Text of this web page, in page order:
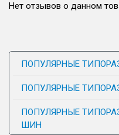
Нет отзывов о данном
ПОПУЛЯРНЫЕ
ПОПУЛЯРНЫЕ
ПОПУЛЯРНЫЕ
ШИН